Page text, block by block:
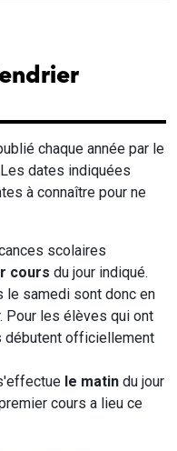
chaque année par le
dates indiquées
à connaître pour ne
scolaires
cours du jour indiqué.
le samedi sont donc en
Pour les élèves qui ont
débutent officiellement
le matin du jour
cours a lieu ce